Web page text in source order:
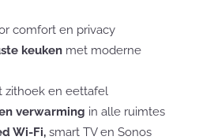
comfort en privacy
keukenmet moderne
zithoek en eettafel
verwarming in alle ruimtes
Wi-Fi, smart TV en Sonos